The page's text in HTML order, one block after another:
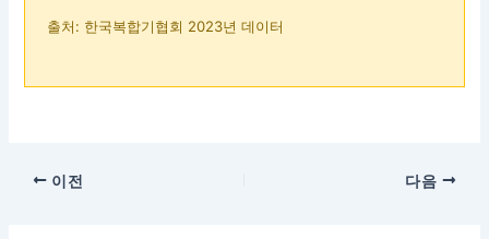
출처: 한국복합기협회 2023년 데이터
이전 다음